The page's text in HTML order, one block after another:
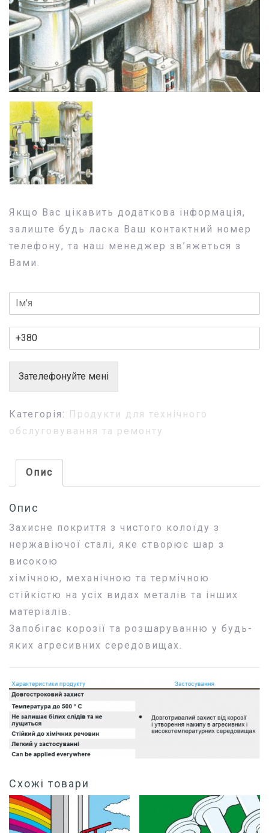
Якщо Вас цікавить додаткова інформація,
залиште будь ласка Ваш контактний номер
телефону, та наш менеджер зв’яжеться з
Вами.
Зателефонуйте мені
Категорія: Продукти для технічного
обслуговування та ремонту
Опис
Опис
Захисне покриття з чистого колоїду з
нержавіючої сталі, яке створює шар з
високою
хімічною, механічною та термічною
стійкістю на усіх видах металів та інших
матеріалів.
Запобігає корозії та розшаруванню у будь-
яких агресивних середовищах.
Схожі товари